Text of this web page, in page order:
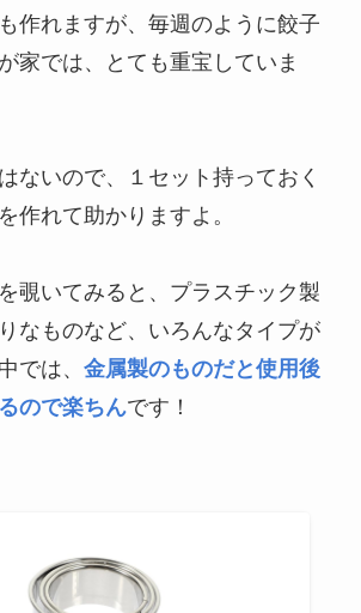
作れますが、毎週のように餃子
家では、とても重宝していま
ないので、１セット持っておく
作れて助かりますよ。
覗いてみると、プラスチック製
なものなど、いろんなタイプが
では、 金属製のものだと使用後
ので楽ちんです！